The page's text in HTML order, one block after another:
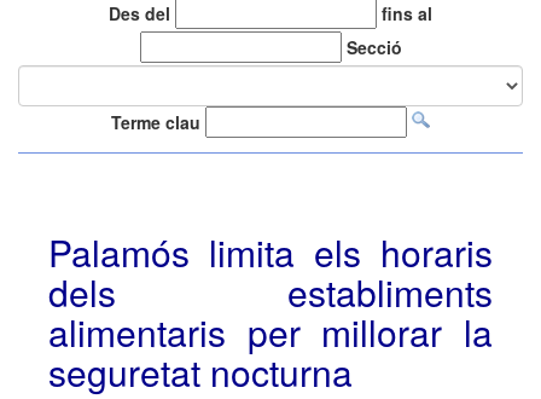
Des del
fins al
Secció
Terme clau
Palamós limita els horaris
dels establiments
alimentaris per millorar la
seguretat nocturna